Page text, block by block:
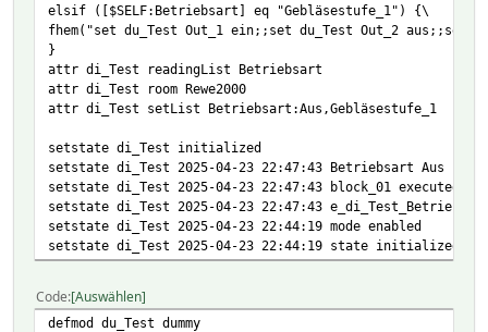
elsif ([$SELF:Betriebsart] eq "Gebläsestufe_1") {\
fhem("set du_Test Out_1 ein;;set du_Test Out_2 aus;;set
}
attr di_Test readingList Betriebsart
attr di_Test room Rewe2000
attr di_Test setList Betriebsart:Aus,Gebläsestufe_1
setstate di_Test initialized
setstate di_Test 2025-04-23 22:47:43 Betriebsart Aus
setstate di_Test 2025-04-23 22:47:43 block_01 executed
setstate di_Test 2025-04-23 22:47:43
setstate di_Test 2025-04-23 22:44:19 mode enabled
setstate di_Test 2025-04-23 22:44:19 state initialized
Code Auswählen
defmod du_Test dummy